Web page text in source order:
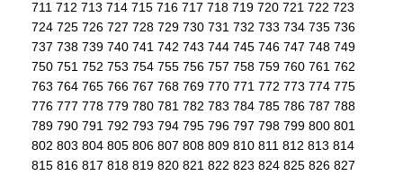
711 712 713 714 715 716 717 718 719 720 721 722 723
724 725 726 727 728 729 730 731 732 733 734 735 736
737 738 739 740 741 742 743 744 745 746 747 748 749
750 751 752 753 754 755 756 757 758 759 760 761 762
763 764 765 766 767 768 769 770 771 772 773 774 775
776 777 778 779 780 781 782 783 784 785 786 787 788
789 790 791 792 793 794 795 796 797 798 799 800 801
802 803 804 805 806 807 808 809 810 811 812 813 814
815 816 817 818 819 820 821 822 823 824 825 826 827